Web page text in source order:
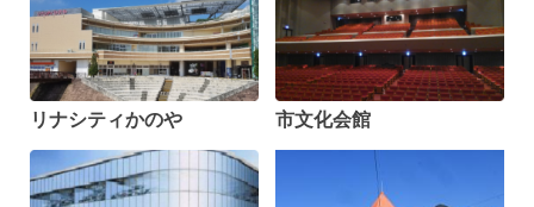
リナシティかのや 市文化会館